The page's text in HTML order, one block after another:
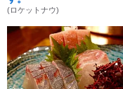
(ロケットナウ)